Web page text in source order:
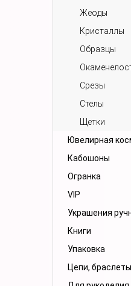
Жеоды
Кристаллы
Образцы
Срезы
Стелы
Щетки
Ювелирная
Кабошоны
Огранка
VIP
Украшения
Книги
Упаковка
Цепи,